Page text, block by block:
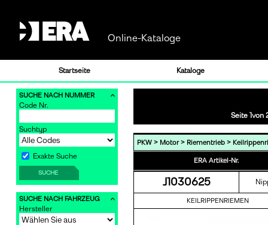
Online-Kataloge
Startseite Kataloge
SUCHE NACH NUMMER
Code Nr.
Suchtyp
Exakte Suche
SUCHE
SUCHE NACH FAHRZEUG
Hersteller
Seite 1von
PKW > Motor> Riementrieb >
ERA Artikel-Nr.
J1030625
KEILRIPPENRIEMEN